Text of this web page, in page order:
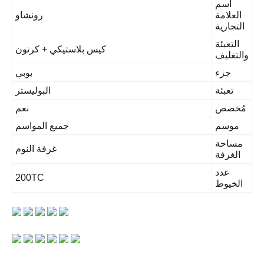
العلامة
التجارية
رونشاو
التعبئة
كيس بلاستيكي + كرتون
البوليستر
مُخصص
موسم
جميع المواسم
مساحة
الغرفة
غرفة النوم
الخيوط
200TC